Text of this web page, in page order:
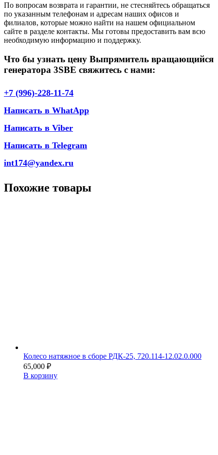
По вопросам возврата и гарантии, не стесняйтесь обращаться
по указанным телефонам и адресам наших офисов и
филиалов, которые можно найти на нашем официальном
сайте в разделе контакты. Мы готовы предоставить вам всю
необходимую информацию и поддержку.
Что бы узнать цену Выпрямитель вращающийся
генератора 3SBE свяжитесь с нами:
+7 (996)-228-11-74
Написать в WhatApp
Написать в Viber
Написать в Telegram
int174@yandex.ru
Похожие товары
Колесо натяжное в сборе РДК-25, 720.114-12.02.0.000
65,000 ₽
В корзину